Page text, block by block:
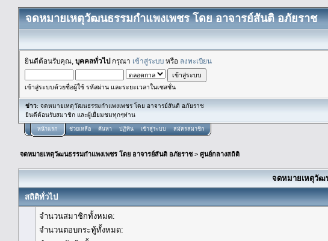
จดหมายเหตุวัฒนธรรมกำแพงเพชร โดย อาจารย์สันติ อภัยราช
ยินดีต้อนรับคุณ, บุคคลทั่วไปกรุณา เข้าสู่ระบบ หรือ ลงทะเบียน
เข้าสู่ระบบด้วยชื่อผู้ใช้ รหัสผ่าน และระยะเวลาในเซสชั่น
ข่าว: จดหมายเหตุวัฒนธรรมกำแพงเพชร โดย อาจารย์สันติ อภัยราช
ยินดีต้อนรับสมาชิก และผู้เยื่ยมชมทุกๆท่าน
หน้าแรก ช่วยเหลือ ค้นหา ปฏิทิน เข้าสู่ระบบ สมัครสมาชิก
จดหมายเหตุวัฒนธรรมกำแพงเพชร โดย อาจารย์สันติ อภัยราช> ศูนย์กลางสถิติ
จดหมายเหตุวัฒ
สถิติทั่วไป
จำนวนสมาชิกทั้งหมด:
จำนวนตอบกระทู้ทั้งหมด: